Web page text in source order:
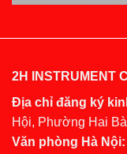
2H INSTRUMENT
Địa chỉ đăng ký
Hội, Phường Hai
Văn phòng Hà Nội: